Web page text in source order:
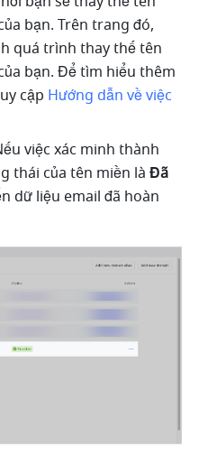
bạn. Trên trang đó,
quá trình thay thế tên
bạn. Để tìm hiểu thêm
cập Hướng dẫn về việc
việc xác minh thành
thái của tên miền là Đã
dữ liệu email đã hoàn